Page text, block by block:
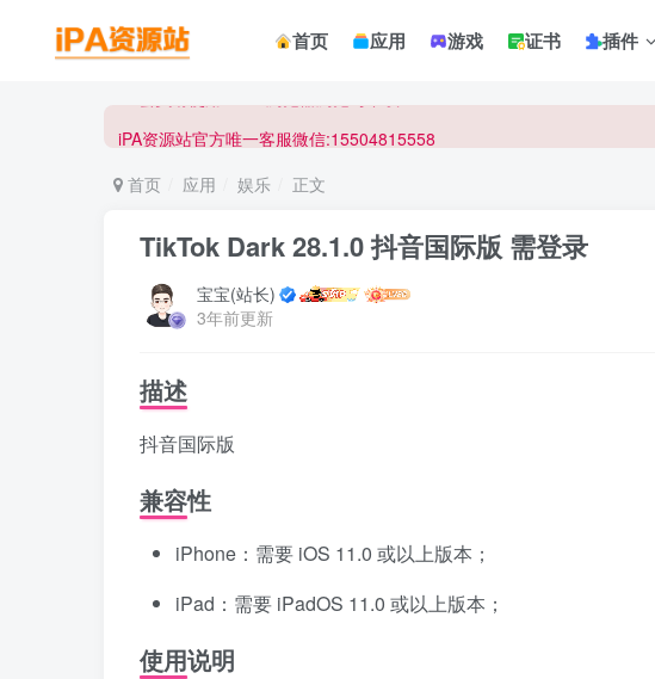
首页 应用 游戏 证书 插件
iPA资源站官方唯一客服微信:15504815558
iPA资源站官方唯一客服微信:15504815558
首页 应用 娱乐 正文
TikTok Dark 28.1.0 抖音国际版 需登录
宝宝(站长)
3年前更新
描述
抖音国际版
兼容性
iPhone：需要 iOS 11.0 或以上版本；
iPad：需要 iPadOS 11.0 或以上版本；
使用说明